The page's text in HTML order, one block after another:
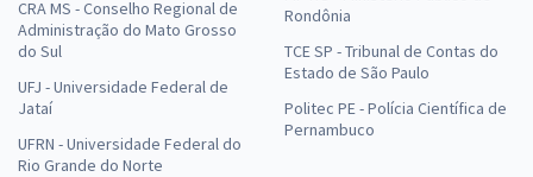
CRA MS - Conselho Regional de
Administração do Mato Grosso
do Sul
UFJ - Universidade Federal de
Jataí
UFRN - Universidade Federal do
Rio Grande do Norte
Rondônia
TCE SP - Tribunal de Contas do
Estado de São Paulo
Politec PE - Polícia Científica de
Pernambuco